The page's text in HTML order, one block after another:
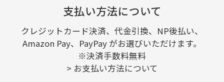
支払い方法について
クレジットカード決済、代金引換、NP後払い、
Amazon Pay、PayPay がお選びいただけます。
※決済手数料無料
> お支払い方法について